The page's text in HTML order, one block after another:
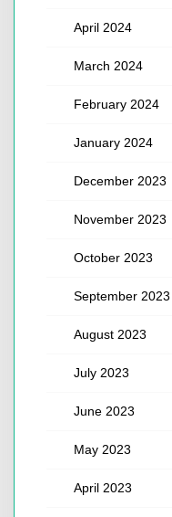
April 2024
March 2024
February 2024
January 2024
December 2023
November 2023
October 2023
September 2023
August 2023
July 2023
June 2023
May 2023
April 2023